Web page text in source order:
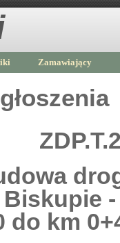
Zamawiający
do km